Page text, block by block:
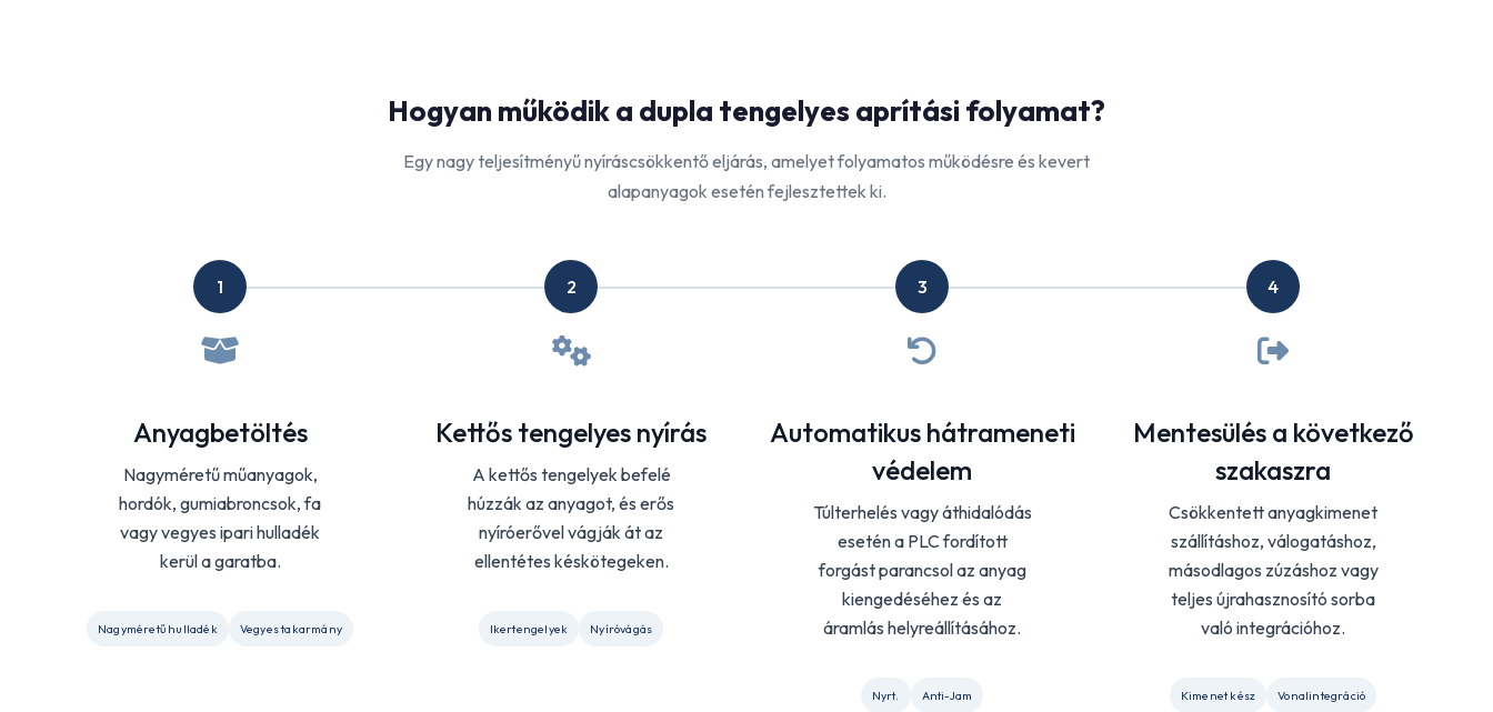
Hogyan működik a dupla tengelyes aprítási folyamat?
Egy nagy teljesítményű nyíráscsökkentő eljárás, amelyet folyamatos működésre és kevert
alapanyagok esetén fejlesztettek ki.
1
Anyagbetöltés
Nagyméretű műanyagok,
hordók, gumiabroncsok, fa
vagy vegyes ipari hulladék
kerül a garatba.
Nagyméretű hulladék Vegyes takarmány
2
Kettős tengelyes nyírás
A kettős tengelyek befelé
húzzák az anyagot, és erős
nyíróerővel vágják át az
ellentétes késkötegeken.
Ikertengelyek Nyíróvágás
3
Automatikus hátrameneti
védelem
Túlterhelés vagy áthidalódás
esetén a PLC fordított
forgást parancsol az anyag
kiengedéséhez és az
áramlás helyreállításához.
Nyrt. Anti-Jam
4
Mentesülés a következő
szakaszra
Csökkentett anyagkimenet
szállításhoz, válogatáshoz,
másodlagos zúzáshoz vagy
teljes újrahasznosító sorba
való integrációhoz.
Kimenet kész Vonalintegráció